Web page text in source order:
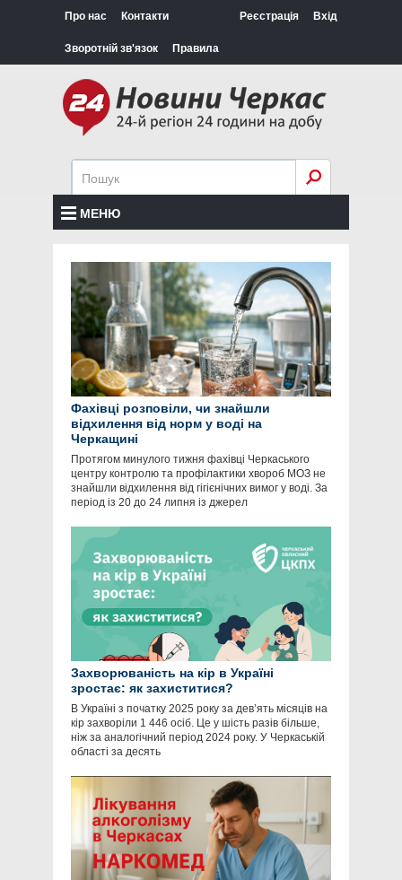
Про нас Контакти
Зворотній зв'язок Правила
Реєстрація Вхід
МЕНЮ
Фахівці розповіли, чи знайшли
відхилення від норм у воді на
Черкащині
Протягом минулого тижня фахівці Черкаського
центру контролю та профілактики хвороб МОЗ не
знайшли відхилення від гігієнічних вимог у воді. За
період із 20 до 24 липня із джерел
Захворюваність на кір в Україні
зростає: як захиститися?
В Україні з початку 2025 року за дев’ять місяців на
кір захворіли 1 446 осіб. Це у шість разів більше,
ніж за аналогічний період 2024 року. У Черкаській
області за десять